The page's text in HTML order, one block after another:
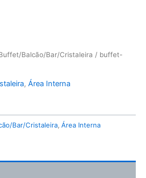
Balcão/Bar/Cristaleira / buffet-
, Área Interna
Bar/Cristaleira, Área Interna